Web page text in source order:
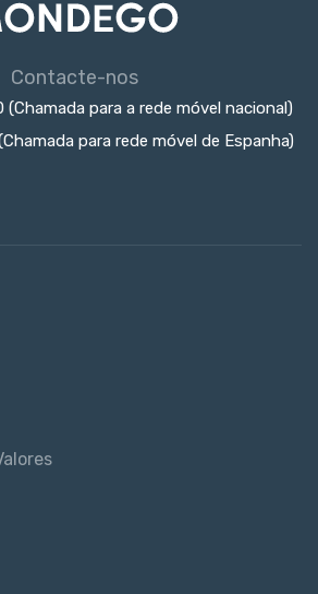
Contacte-nos
(Chamada para a rede móvel nacional)
para rede móvel de Espanha)